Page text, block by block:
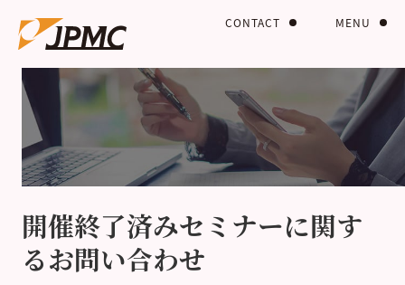
MENU
CONTACT
開催終了済みセミナーに関す
るお問い合わせ